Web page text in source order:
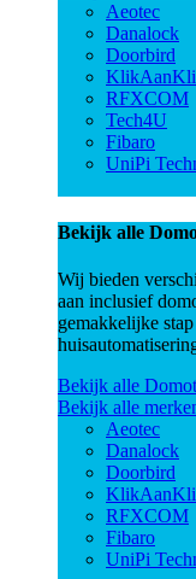
Aeotec
Danalock
Doorbird
RFXCOM
Tech4U
Fibaro
UniPi
Bekijk alle
Wij bieden
aan inclusief
gemakkelijke
Bekijk alle
Bekijk alle
Aeotec
Danalock
Doorbird
RFXCOM
Fibaro
UniPi